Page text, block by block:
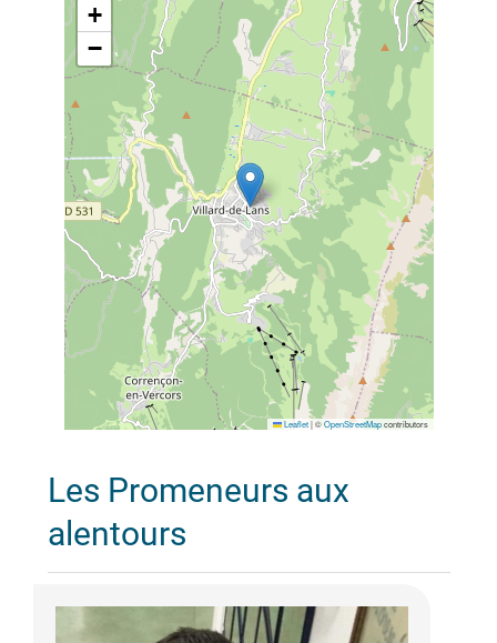
+
−
Leaflet |©OpenStreetMapcontributors
Les Promeneurs aux
alentours